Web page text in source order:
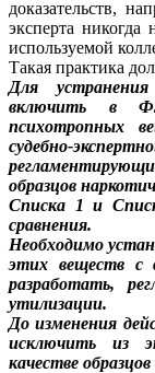
доказательств,
эксперта никогда
используемой
Такая практика
Для
включить в
психотропных
судебно-
образцов
Списка 1 и
сравнения.
Необходимо
этих веществ с
разработать,
утилизации.
До изменения
исключить из
качестве